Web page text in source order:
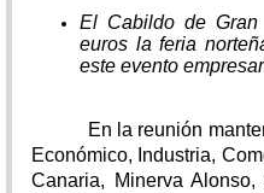
El Cabildo de
euros la feria
este evento
En la reunión
Económico, Industria,
Canaria, Minerva